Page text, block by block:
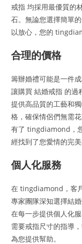
戒指 均採用最優質的
石。無論您選擇簡單
以放心，您的
合理的價格
籌辦婚禮可能是一件
讓購買 結婚戒指 的過
提供高品質的工藝和
格，確保情侶們無需
有了 tingdiamond，
經找到了您愛情的完
個人化服務
在 tingdiamond，客
專家團隊深知選擇結
在每一步提供個人化
需要戒指尺寸的指導
為您提供幫助。